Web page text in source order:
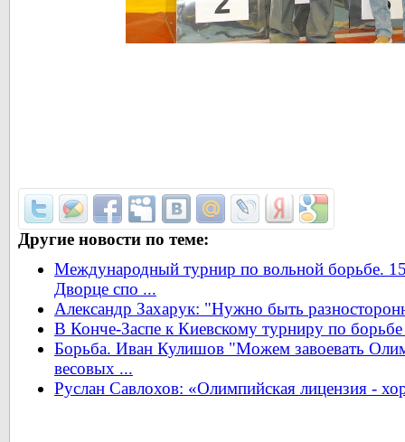
Другие новости по теме:
Международный турнир по вольной борьбе.
Дворце спо ...
Александр Захарук: "Нужно быть
В Конче-Заспе к Киевскому турниру по борьбе
Борьба. Иван Кулишов "Можем завоевать
весовых ...
Руслан Савлохов: «Олимпийская лицензия -